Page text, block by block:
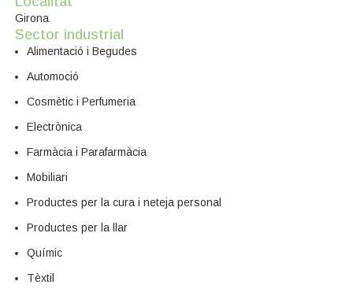
Girona
Sector industrial
Alimentació i Begudes
Automoció
Cosmètic i Perfumeria
Electrònica
Farmàcia i Parafarmàcia
Mobiliari
Productes per la cura i neteja personal
Productes per la llar
Químic
Tèxtil